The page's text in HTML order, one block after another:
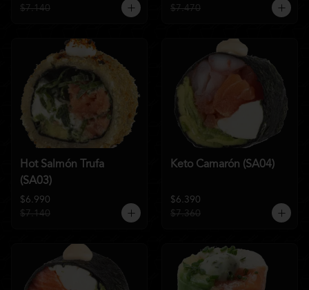
$7.140
$7.470
Hot Salmón Trufa
(SA03)
$6.990
$7.140
Keto Camarón (SA04)
$6.390
$7.360